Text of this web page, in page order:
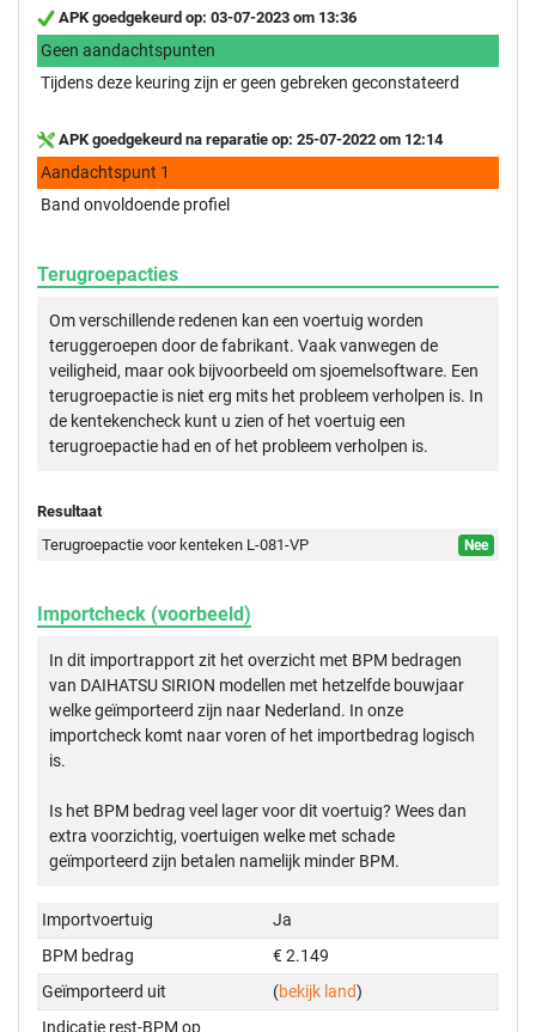
APK goedgekeurd op: 03-07-2023 om 13:36
Geen aandachtspunten
Tijdens deze keuring zijn er geen gebreken geconstateerd
APK goedgekeurd na reparatie op: 25-07-2022 om 12:14
Aandachtspunt 1
Band onvoldoende profiel
Terugroepacties
Om verschillende redenen kan een voertuig worden
teruggeroepen door de fabrikant. Vaak vanwegen de
veiligheid, maar ook bijvoorbeeld om sjoemelsoftware. Een
terugroepactie is niet erg mits het probleem verholpen is. In
de kentekencheck kunt u zien of het voertuig een
terugroepactie had en of het probleem verholpen is.
Resultaat
Terugroepactie voor kenteken L-081-VP
Nee
Importcheck (voorbeeld)
In dit importrapport zit het overzicht met BPM bedragen
van DAIHATSU SIRION modellen met hetzelfde bouwjaar
welke geïmporteerd zijn naar Nederland. In onze
importcheck komt naar voren of het importbedrag logisch
is.
Is het BPM bedrag veel lager voor dit voertuig? Wees dan
extra voorzichtig, voertuigen welke met schade
geïmporteerd zijn betalen namelijk minder BPM.
Importvoertuig
Ja
BPM bedrag
€ 2.149
Geïmporteerd uit
(bekijk land)
Indicatie rest-BPM op